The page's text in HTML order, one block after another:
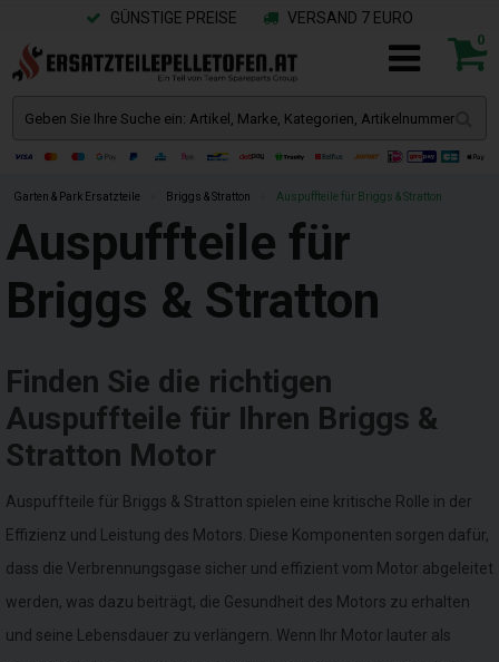
GÜNSTIGE PREISE VERSAND 7 EURO
0
Garten & Park Ersatzteile Briggs & Stratton Auspuffteile für Briggs & Stratton
Auspuffteile für
Briggs & Stratton
Finden Sie die richtigen
Auspuffteile für Ihren Briggs &
Stratton Motor
Auspuffteile für Briggs & Stratton spielen eine kritische Rolle in der
Effizienz und Leistung des Motors. Diese Komponenten sorgen dafür,
dass die Verbrennungsgase sicher und effizient vom Motor abgeleitet
werden, was dazu beiträgt, die Gesundheit des Motors zu erhalten
und seine Lebensdauer zu verlängern. Wenn Ihr Motor lauter als